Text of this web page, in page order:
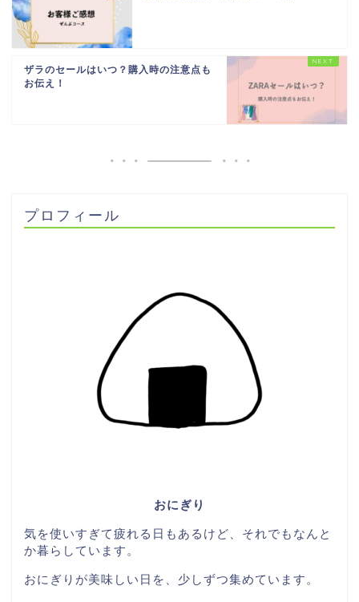
ザラのセールはいつ？購入時の注意点も
お伝え！
プロフィール
おにぎり
気を使いすぎて疲れる日もあるけど、それでもなんと
か暮らしています。
おにぎりが美味しい日を、少しずつ集めています。